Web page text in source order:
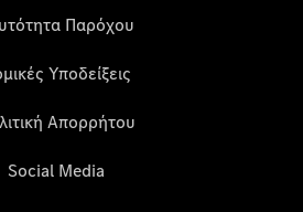
Παρόχου
Υποδείξεις
Απορρήτου
Social Media